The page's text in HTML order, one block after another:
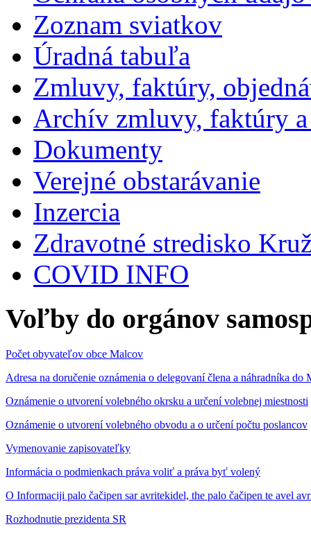
Zoznam sviatkov
Úradná tabuľa
Zmluvy, faktúry,
Archív zmluvy, faktúry
Dokumenty
Verejné obstarávanie
Inzercia
Zdravotné stredisko
COVID INFO
Voľby do orgánov
Počet obyvateľov obce Malcov
Adresa na doručenie oznámenia o delegovaní člena a náhradníka
Oznámenie o utvorení volebného okrsku a určení volebnej miestnosti
Oznámenie o utvorení volebného obvodu a o určení počtu poslancov
Vymenovanie zapisovateľky
Informácia o podmienkach práva voliť a práva byť volený
O Informaciji palo čačipen sar avritekidel, the palo čačipen te avel
Rozhodnutie prezidenta SR